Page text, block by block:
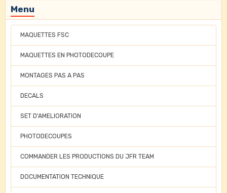
Menu
MAQUETTES FSC
MAQUETTES EN PHOTODECOUPE
MONTAGES PAS A PAS
DECALS
SET D'AMELIORATION
PHOTODECOUPES
COMMANDER LES PRODUCTIONS DU JFR TEAM
DOCUMENTATION TECHNIQUE